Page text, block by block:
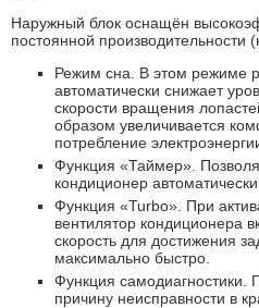
Наружный блок оснащён
постоянной производительности
Режим сна. В этом режиме
автоматически снижает
скорости вращения
образом увеличивается
потребление
Функция «Таймер».
кондиционер
Функция «Turbo». При
вентилятор кондиционера
скорость для достижения
максимально быстро.
Функция самодиагностики.
причину неисправности в